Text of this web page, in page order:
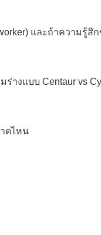
และถ้าความรู้
งแบบ Centaur vs
ดไหน